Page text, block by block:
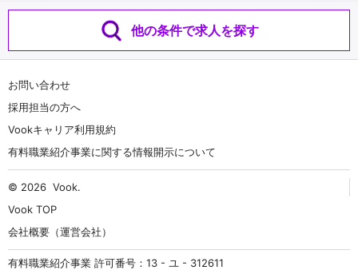
他の条件で求人を探す
お問い合わせ
採用担当の方へ
Vookキャリア利用規約
有料職業紹介事業に関する情報開示について
© 2026 Vook.
Vook TOP
会社概要（運営会社）
有料職業紹介事業 許可番号：13 - ユ - 312611